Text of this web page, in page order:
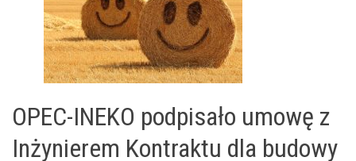
OPEC-INEKO podpisało umowę z
Inżynierem Kontraktu dla budowy